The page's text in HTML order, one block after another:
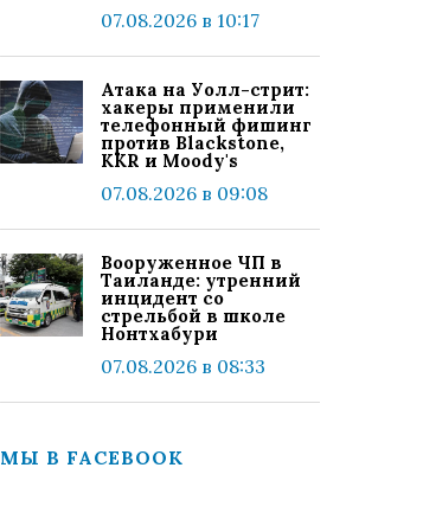
07.08.2026 в 10:17
Атака на Уолл-стрит:
хакеры применили
телефонный фишинг
против Blackstone,
KKR и Moody's
07.08.2026 в 09:08
Вооруженное ЧП в
Таиланде: утренний
инцидент со
стрельбой в школе
Нонтхабури
07.08.2026 в 08:33
МЫ В FACEBOOK